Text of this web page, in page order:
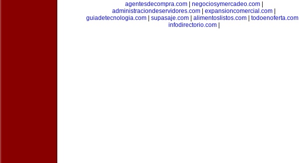
agentesdecompra.com| negociosymercadeo.com|
administraciondeservidores.com
expansioncomercial.com
guiadetecnologia.com
supasaje.com alimentoslistos.com todoenoferta.com
infodirectorio.com|